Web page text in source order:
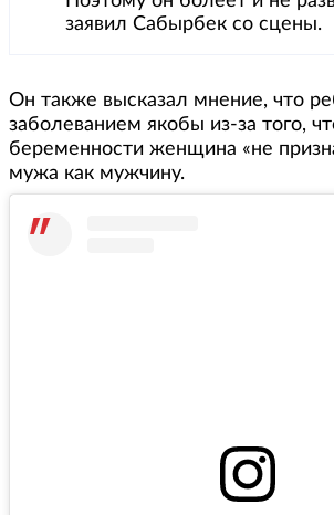
заявил Сабырбек со сцены.
Он также высказал мнение, что
заболеванием якобы из-за того,
беременности женщина «не
мужа как мужчину.